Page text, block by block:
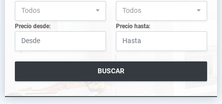
Todos Todos
Precio desde: Precio hasta:
BUSCAR